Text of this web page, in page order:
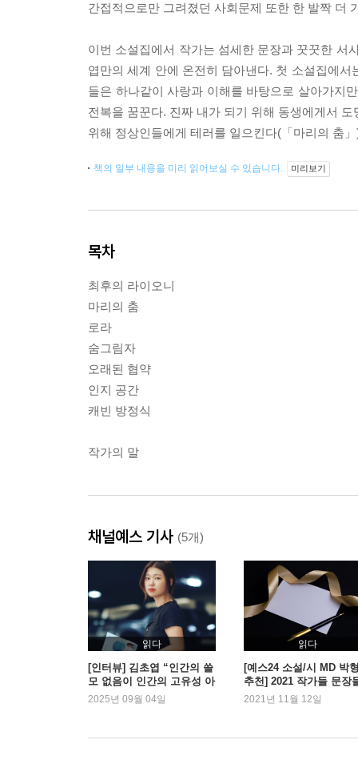
간접적으로만 그려졌던 사회문제 또한 한 발짝 더
이번 소설집에서 작가는 섬세한 문장과 꿋꿋한 서
엽만의 세계 안에 온전히 담아낸다. 첫 소설집에
들은 하나같이 사랑과 이해를 바탕으로 살아가지
전복을 꿈꾼다. 진짜 내가 되기 위해 동생에게서
위해 정상인들에게 테러를 일으킨다(「마리의 춤
책의 일부 내용을 미리 읽어보실 수 있습니다. 미리보기
목차
최후의 라이오니
마리의 춤
로라
숨그림자
오래된 협약
인지 공간
캐빈 방정식
작가의 말
채널예스 기사 (5개)
읽다
[인터뷰] 김초엽 “인간의 쓸
모 없음이 인간의 고유성 아
닐까”
2025년 09월 04일
읽다
[예스24 소설/시 MD 박
추천] 2021 작가들 문장
2021년 11월 12일